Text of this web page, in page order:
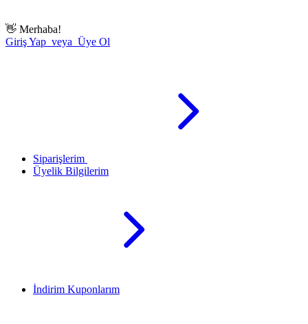
👋 Merhaba!
Giriş Yap veya Üye Ol
Siparişlerim
Üyelik Bilgilerim
İndirim Kuponlarım